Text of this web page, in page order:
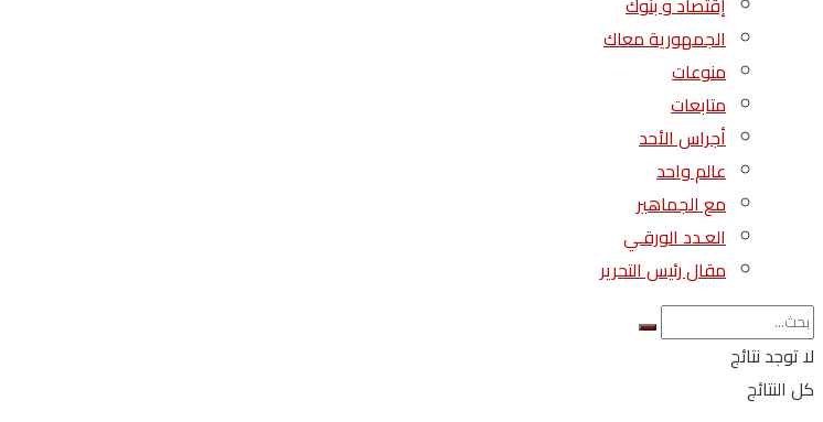
الجمهورية معاك
منوعات
متابعات
أجراس الأحد
عالم واحد
مع الجماهير
العـدد الورقـي
مقال رئيس التحرير
لا توجد نتائج
كل النتائج